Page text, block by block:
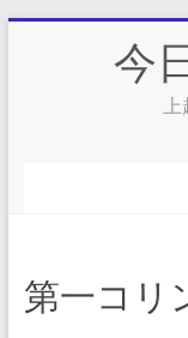
今
上
第一コリ